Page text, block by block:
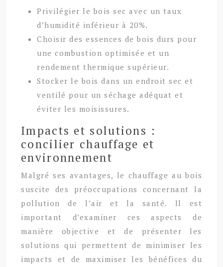
Privilégier le bois sec avec un taux
d’humidité inférieur à 20%.
Choisir des essences de bois durs pour
une combustion optimisée et un
rendement thermique supérieur.
Stocker le bois dans un endroit sec et
ventilé pour un séchage adéquat et
éviter les moisissures.
Impacts et solutions :
concilier chauffage et
environnement
Malgré ses avantages, le chauffage au bois
suscite des préoccupations concernant la
pollution de l’air et la santé. Il est
important d’examiner ces aspects de
manière objective et de présenter les
solutions qui permettent de minimiser les
impacts et de maximiser les bénéfices du